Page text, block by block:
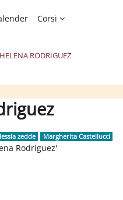
Corsi
RODRIGUEZ
Blöcke
zedde Margherita Castellucci
Rodriguez'